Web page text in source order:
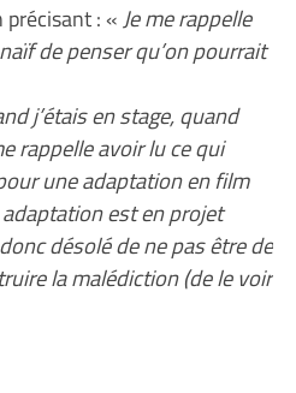
: «Je me rappelle
de penser qu’on pourrait
j’étais en stage, quand
rappelle avoir lu ce qui
une adaptation en film
adaptation est en projet
désolé de ne pas être de
la malédiction (de le voir